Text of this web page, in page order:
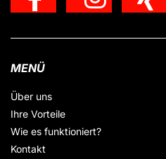
MENÜ
Über uns
Ihre Vorteile
Wie es funktioniert?
Kontakt